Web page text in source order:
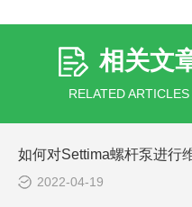
相关文
RELATED ARTICLES
如何对Settima螺杆泵进行
2022-04-19